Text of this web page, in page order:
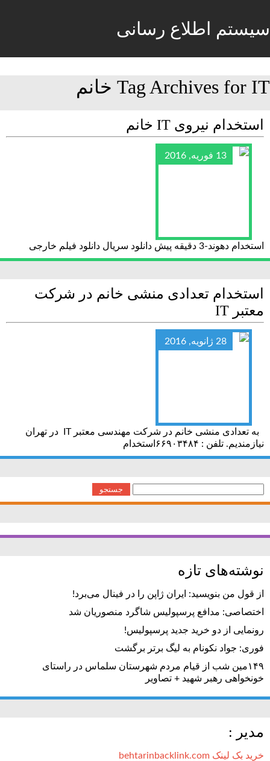
سیستم اطلاع رسانی
Tag Archives for IT خانم
استخدام نیروی IT خانم
13 فوریه, 2016
استخدام دهوند-3 دقیقه پیش دانلود سریال دانلود فیلم خارجی
استخدام تعدادی منشی خانم در شرکت
معتبر IT
28 ژانویه, 2016
به تعدادی منشی خانم در شرکت مهندسی معتبر IT در تهران
نیازمندیم. تلفن : ۶۶۹۰۳۴۸۴استخدام
برای:
نوشته‌های تازه
از قول من بنویسید: ایران ژاپن را در فینال می‌برد!
اختصاصی: مدافع پرسپولیس شاگرد منصوریان شد
رونمایی از دو خرید جدید پرسپولیس!
فوری: جواد نکونام به لیگ برتر برگشت
۱۴۹مین شب از قیام مردم شهرستان سلماس در راستای
خونخواهی رهبر شهید + تصاویر
مدیر :
خرید بک لینک behtarinbacklink.com